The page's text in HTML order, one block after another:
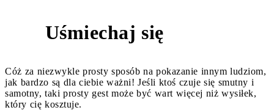
Uśmiechaj się
Cóż za niezwykle prosty sposób na pokazanie innym lu­dziom,
jak bardzo są dla ciebie ważni! Jeśli ktoś czuje się smutny i
samotny, taki prosty gest może być wart więcej niż wysiłek,
który cię kosztuje.